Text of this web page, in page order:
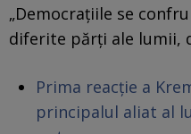
„Democrațiile se
diferite părți ale lumii,
Prima reacție a
principalul aliat al